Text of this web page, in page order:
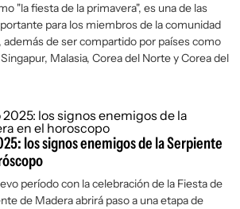
"la fiesta de la primavera", es una de las
para los miembros de la comunidad
además de ser compartido por países como
Malasia, Corea del Norte y Corea del
los signos enemigos de la Serpiente
período con la celebración de la Fiesta de
de Madera abrirá paso a una etapa de